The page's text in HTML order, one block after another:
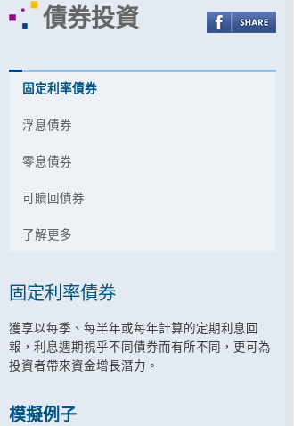
債券投資
固定利率債券
浮息債券
零息債券
可贖回債券
了解更多
固定利率債券
獲享以每季、每半年或每年計算的定期利息回
報，利息週期視乎不同債券而有所不同，更可為
投資者帶來資金增長潛力。
模擬例子